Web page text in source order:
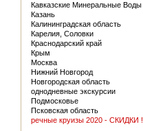
Кавказские Минеральные Воды
Казань
Калининградская область
Карелия, Соловки
Краснодарский край
Крым
Москва
Нижний Новгород
Новгородская область
однодневные экскурсии
Подмосковье
Псковская область
речные круизы 2020 - СКИДКИ !